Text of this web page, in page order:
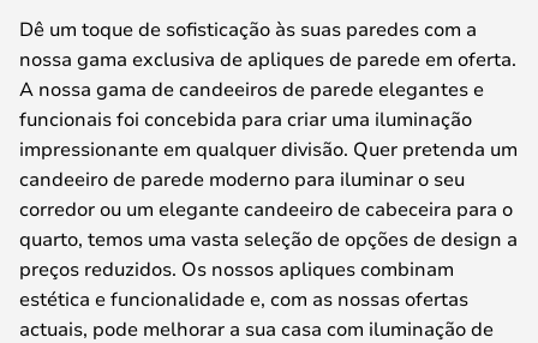
Dê um toque de sofisticação às suas paredes com a
nossa gama exclusiva de apliques de parede em oferta.
A nossa gama de candeeiros de parede elegantes e
funcionais foi concebida para criar uma iluminação
impressionante em qualquer divisão. Quer pretenda um
candeeiro de parede moderno para iluminar o seu
corredor ou um elegante candeeiro de cabeceira para o
quarto, temos uma vasta seleção de opções de design a
preços reduzidos. Os nossos apliques combinam
estética e funcionalidade e, com as nossas ofertas
actuais, pode melhorar a sua casa com iluminação de